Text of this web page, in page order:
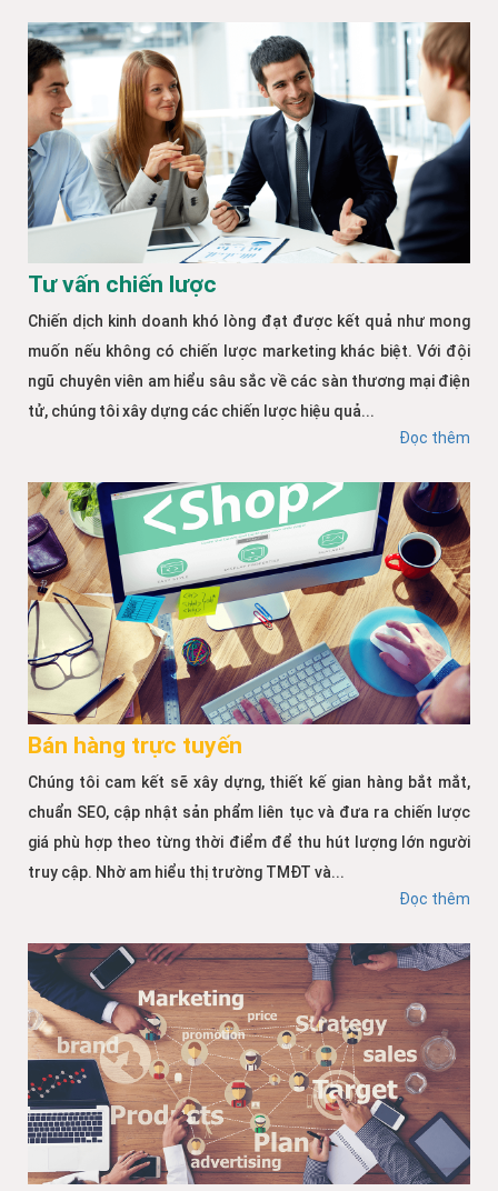
Tư vấn chiến lược
Chiến dịch kinh doanh khó lòng đạt được kết quả như mong
muốn nếu không có chiến lược marketing khác biệt. Với đội
ngũ chuyên viên am hiểu sâu sắc về các sàn thương mại điện
tử, chúng tôi xây dựng các chiến lược hiệu quả...
Đọc thêm
Bán hàng trực tuyến
Chúng tôi cam kết sẽ xây dựng, thiết kế gian hàng bắt mắt,
chuẩn SEO, cập nhật sản phẩm liên tục và đưa ra chiến lược
giá phù hợp theo từng thời điểm để thu hút lượng lớn người
truy cập. Nhờ am hiểu thị trường TMĐT và...
Đọc thêm